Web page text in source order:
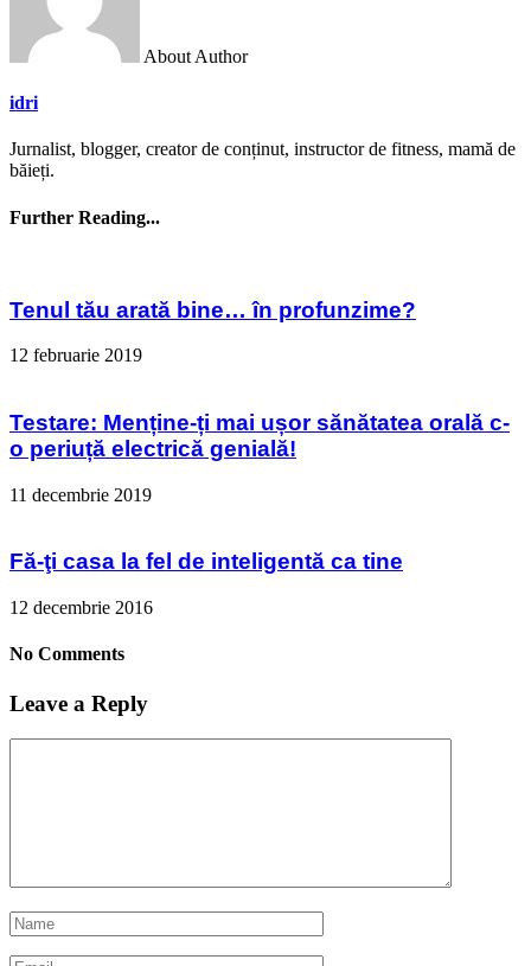
About Author
idri
Jurnalist, blogger, creator de conținut, instructor de fitness, mamă de
băieți.
Further Reading...
Tenul tău arată bine… în profunzime?
12 februarie 2019
Testare: Menține-ți mai ușor sănătatea orală c-
o periuță electrică genială!
11 decembrie 2019
Fă-ţi casa la fel de inteligentă ca tine
12 decembrie 2016
No Comments
Leave a Reply